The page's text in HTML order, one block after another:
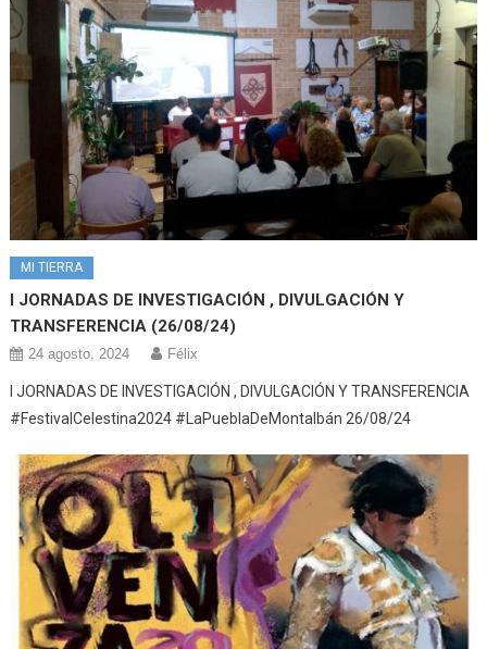
MI TIERRA
I JORNADAS DE INVESTIGACIÓN , DIVULGACIÓN Y
TRANSFERENCIA (26/08/24)
24 agosto, 2024 Félix
I JORNADAS DE INVESTIGACIÓN , DIVULGACIÓN Y TRANSFERENCIA
#FestivalCelestina2024 #LaPueblaDeMontalbán 26/08/24